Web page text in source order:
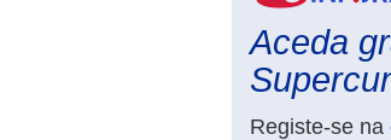
Aceda
Registe-se na